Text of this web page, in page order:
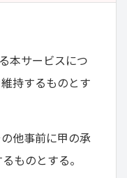
本サービスにつ
持するものとす
他事前に甲の承
ものとする。